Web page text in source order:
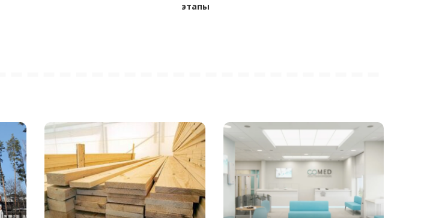
этапы